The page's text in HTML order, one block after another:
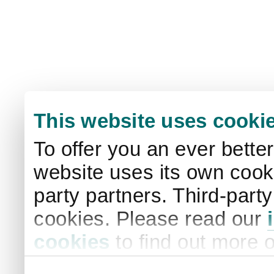
This website uses
To offer you an ever
website uses its own
party partners. Third-
cookies. Please read our
cookies to find out more